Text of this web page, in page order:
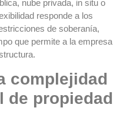
nube privada, in situ o
responde a los
de soberanía,
que permite a la empresa
complejidad
de propiedad